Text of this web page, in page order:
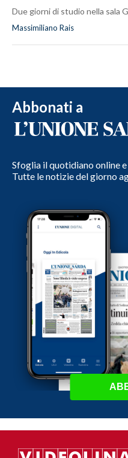
Due giorni di studio nella sala
Massimiliano Rais
Abbonati a
Sfoglia il quotidiano online
Tutte le notizie del giorno